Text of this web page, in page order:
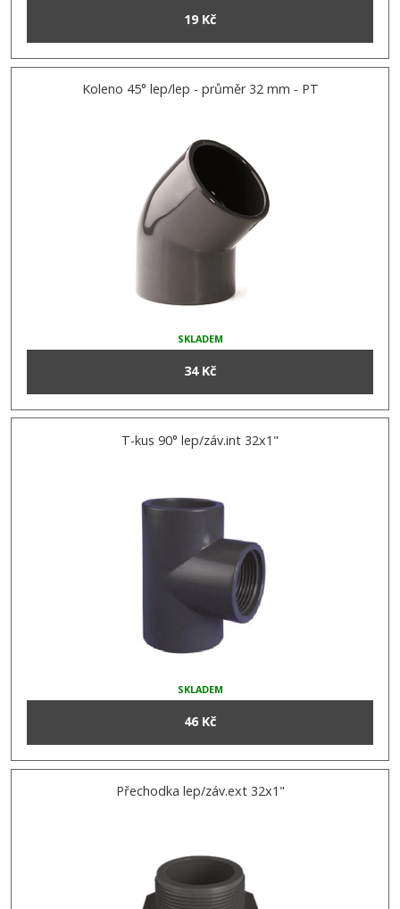
19 Kč
Koleno 45° lep/lep - průměr 32 mm - PT
SKLADEM
34 Kč
T-kus 90° lep/záv.int 32x1"
SKLADEM
46 Kč
Přechodka lep/záv.ext 32x1"